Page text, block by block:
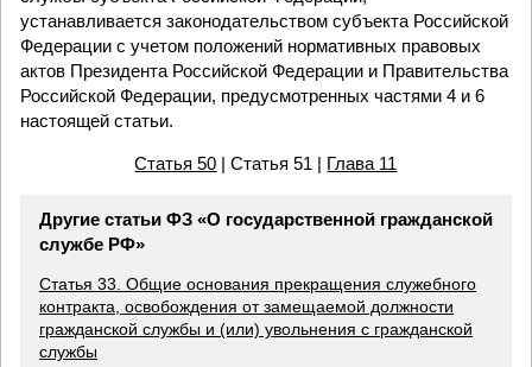
устанавливается законодательством субъекта Российской
Федерации с учетом положений нормативных правовых
актов Президента Российской Федерации и Правительства
Российской Федерации, предусмотренных частями 4 и 6
настоящей статьи.
Статья 50 | Статья 51 | Глава 11
Другие статьи ФЗ «О государственной гражданской
службе РФ»
Статья 33. Общие основания прекращения служебного
контракта, освобождения от замещаемой должности
гражданской службы и (или) увольнения с гражданской
службы